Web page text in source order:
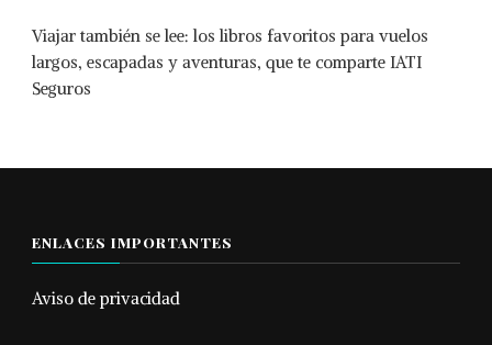
Viajar también se lee: los libros favoritos para vuelos
largos, escapadas y aventuras, que te comparte IATI
Seguros
ENLACES IMPORTANTES
Aviso de privacidad